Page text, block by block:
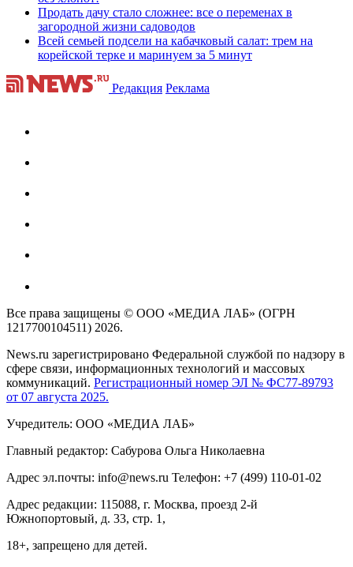
Продать дачу стало сложнее: все о переменах в
загородной жизни садоводов
Всей семьей подсели на кабачковый салат: трем на
корейской терке и маринуем за 5 минут
Редакция Реклама
Все права защищены © ООО «МЕДИА ЛАБ» (ОГРН
1217700104511) 2026.
News.ru зарегистрировано Федеральной службой по надзору в
сфере связи, информационных технологий и массовых
коммуникаций. Регистрационный номер ЭЛ № ФС77-89793
от 07 августа 2025.
Учредитель: ООО «МЕДИА ЛАБ»
Главный редактор: Сабурова Ольга Николаевна
Адрес эл.почты: info@news.ru Телефон: +7 (499) 110-01-02
Адрес редакции: 115088, г. Москва, проезд 2-й
Южнопортовый, д. 33, стр. 1,
18+, запрещено для детей.